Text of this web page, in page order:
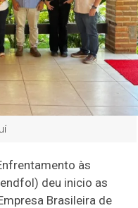
às
deu inicio as
Brasileira de